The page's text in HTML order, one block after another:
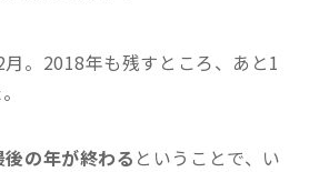
。2018年も残すところ、あと1
後の年が終わる ということで、い